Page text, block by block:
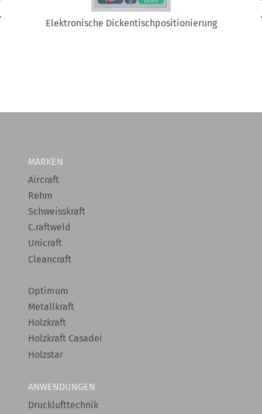
Elektronische Dickentischpositionierung
MARKEN
Aircraft
Rehm
Schweisskraft
C.raftweld
Unicraft
Cleancraft
Optimum
Metallkraft
Holzkraft
Holzkraft Casadei
Holzstar
ANWENDUNGEN
Drucklufttechnik